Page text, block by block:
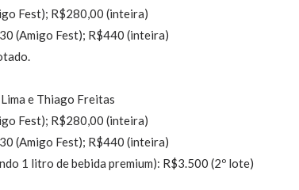
Fest); R$280,00 (inteira)
(Amigo Fest); R$440 (inteira)
e Thiago Freitas
Fest); R$280,00 (inteira)
(Amigo Fest); R$440 (inteira)
1 litro de bebida premium): R$3.500 (2º lote)